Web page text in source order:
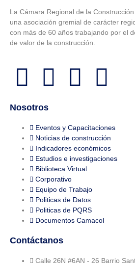
La Cámara Regional de la
una asociación gremial de carácter
con más de 60 años trabajando por el
de valor de la construcción.
Nosotros
Eventos y Capacitaciones
Noticias de construcción
Indicadores económicos
Estudios e investigaciones
Biblioteca Virtual
Corporativo
Equipo de Trabajo
Politicas de Datos
Politicas de PQRS
Documentos Camacol
Contáctanos
Calle 26N #6AN - 26 Barrio